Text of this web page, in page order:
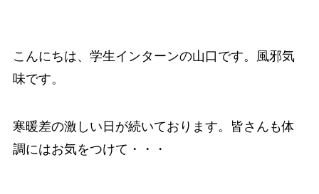
こんにちは、学生インターンの山口です。風邪気
味です。
寒暖差の激しい日が続いております。皆さんも体
調にはお気をつけて・・・